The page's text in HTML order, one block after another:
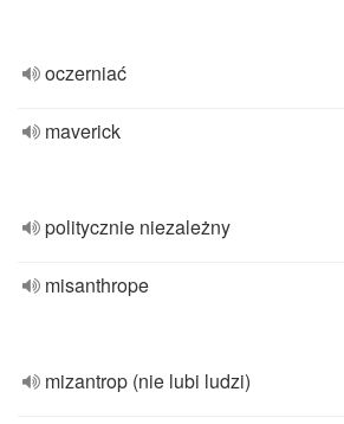
oczerniać
maverick
politycznie niezależny
misanthrope
mizantrop (nie lubi ludzi)